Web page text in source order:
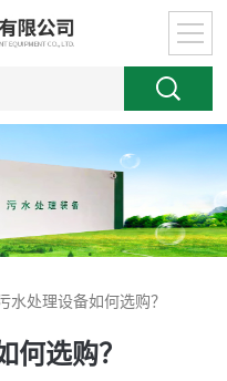
水处理设备如何选购？
何选购？